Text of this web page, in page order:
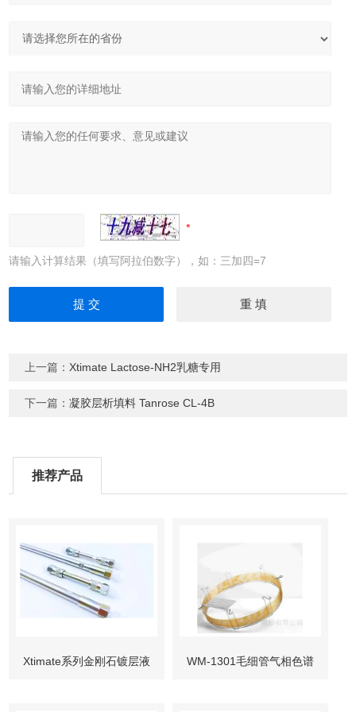
请输入计算结果（填写阿拉伯数字），如：三加四=7
上一篇： Xtimate Lactose-NH2乳糖专用
下一篇：凝胶层析填料 Tanrose CL-4B
推荐产品
Xtimate系列金刚石镀层液 WM-1301毛细管气相色谱